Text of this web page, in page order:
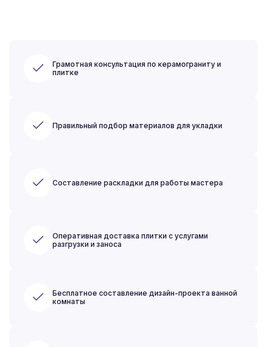
Грамотная консультация по керамограниту и
плитке
Правильный подбор материалов для укладки
Составление раскладки для работы мастера
Оперативная доставка плитки с услугами
разгрузки и заноса
Бесплатное составление дизайн-проекта ванной
комнаты